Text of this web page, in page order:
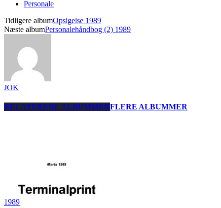
Personale
Tidligere albumOpsigelse 1989
Næste albumPersonalehåndbog (2) 1989
JOK
RELATEREDE ALBUMMERFLERE ALBUMMER
1989